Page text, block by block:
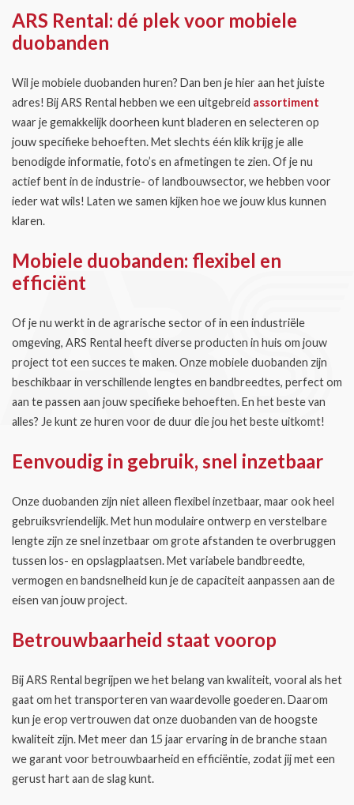
ARS Rental: dé plek voor mobiele
duobanden
Wil je mobiele duobanden huren? Dan ben je hier aan het juiste
adres! Bij ARS Rental hebben we een uitgebreid assortiment
waar je gemakkelijk doorheen kunt bladeren en selecteren op
jouw specifieke behoeften. Met slechts één klik krijg je alle
benodigde informatie, foto’s en afmetingen te zien. Of je nu
actief bent in de industrie- of landbouwsector, we hebben voor
ieder wat wils! Laten we samen kijken hoe we jouw klus kunnen
klaren.
Mobiele duobanden: flexibel en
efficiënt
Of je nu werkt in de agrarische sector of in een industriële
omgeving, ARS Rental heeft diverse producten in huis om jouw
project tot een succes te maken. Onze mobiele duobanden zijn
beschikbaar in verschillende lengtes en bandbreedtes, perfect om
aan te passen aan jouw specifieke behoeften. En het beste van
alles? Je kunt ze huren voor de duur die jou het beste uitkomt!
Eenvoudig in gebruik, snel inzetbaar
Onze duobanden zijn niet alleen flexibel inzetbaar, maar ook heel
gebruiksvriendelijk. Met hun modulaire ontwerp en verstelbare
lengte zijn ze snel inzetbaar om grote afstanden te overbruggen
tussen los- en opslagplaatsen. Met variabele bandbreedte,
vermogen en bandsnelheid kun je de capaciteit aanpassen aan de
eisen van jouw project.
Betrouwbaarheid staat voorop
Bij ARS Rental begrijpen we het belang van kwaliteit, vooral als het
gaat om het transporteren van waardevolle goederen. Daarom
kun je erop vertrouwen dat onze duobanden van de hoogste
kwaliteit zijn. Met meer dan 15 jaar ervaring in de branche staan
we garant voor betrouwbaarheid en efficiëntie, zodat jij met een
gerust hart aan de slag kunt.